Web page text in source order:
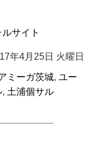
サイト
年4月25日 火曜日
ミーガ茨城, ユー
, 土浦個サル